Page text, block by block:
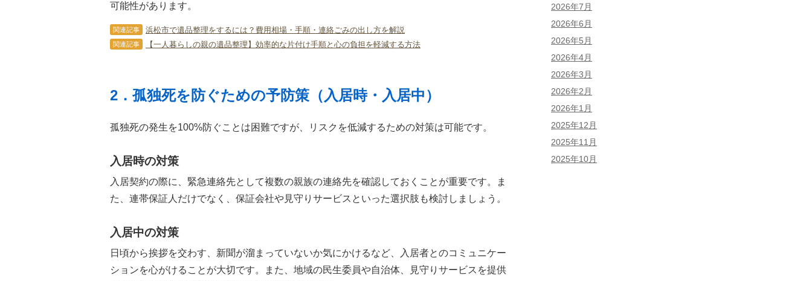
可能性があります。
関連記事 浜松市で遺品整理をするには？費用相場・手順・連絡ごみの出し方を解説
関連記事 【一人暮らしの親の遺品整理】効率的な片付け手順と心の負担を軽減する方法
2．孤独死を防ぐための予防策（入居時・入居中）
孤独死の発生を100%防ぐことは困難ですが、リスクを低減するための対策は可能です。
入居時の対策
入居契約の際に、緊急連絡先として複数の親族の連絡先を確認しておくことが重要です。ま
た、連帯保証人だけでなく、保証会社や見守りサービスといった選択肢も検討しましょう。
入居中の対策
日頃から挨拶を交わす、新聞が溜まっていないか気にかけるなど、入居者とのコミュニケー
ションを心がけることが大切です。また、地域の民生委員や自治体、見守りサービスを提供
2026年7月
2026年6月
2026年5月
2026年4月
2026年3月
2026年2月
2026年1月
2025年12月
2025年11月
2025年10月